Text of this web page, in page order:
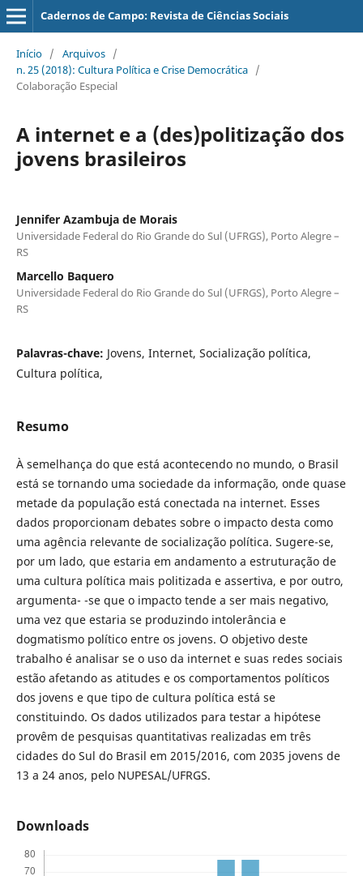
Cadernos de Campo: Revista de Ciências Sociais
Início / Arquivos /
n. 25 (2018): Cultura Política e Crise Democrática /
Colaboração Especial
A internet e a (des)politização dos
jovens brasileiros
Jennifer Azambuja de Morais
Universidade Federal do Rio Grande do Sul (UFRGS), Porto Alegre –
RS
Marcello Baquero
Universidade Federal do Rio Grande do Sul (UFRGS), Porto Alegre –
RS
Palavras-chave: Jovens, Internet, Socialização política,
Cultura política,
Resumo
À semelhança do que está acontecendo no mundo, o Brasil
está se tornando uma sociedade da informação, onde quase
metade da população está conectada na internet. Esses
dados proporcionam debates sobre o impacto desta como
uma agência relevante de socialização política. Sugere-se,
por um lado, que estaria em andamento a estruturação de
uma cultura política mais politizada e assertiva, e por outro,
argumenta- -se que o impacto tende a ser mais negativo,
uma vez que estaria se produzindo intolerância e
dogmatismo político entre os jovens. O objetivo deste
trabalho é analisar se o uso da internet e suas redes sociais
estão afetando as atitudes e os comportamentos políticos
dos jovens e que tipo de cultura política está se
constituindo. Os dados utilizados para testar a hipótese
provêm de pesquisas quantitativas realizadas em três
cidades do Sul do Brasil em 2015/2016, com 2035 jovens de
13 a 24 anos, pelo NUPESAL/UFRGS.
Downloads